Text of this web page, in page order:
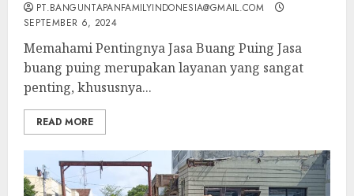
PT.BANGUNTAPANFAMILYINDONESIA@GMAIL.COM
SEPTEMBER 6, 2024
Memahami Pentingnya Jasa Buang Puing Jasa
buang puing merupakan layanan yang sangat
penting, khususnya...
READ MORE